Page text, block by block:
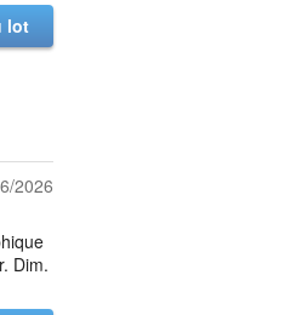
lot
2026
Dim.